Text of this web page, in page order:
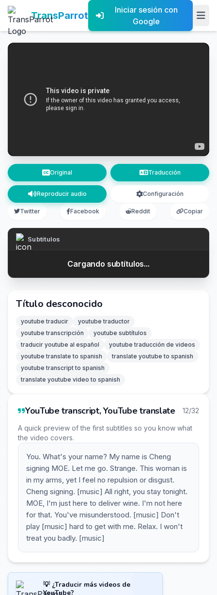
TransParrot
Iniciar sesión con
Google
Original Traducción
Reproducir audio Configuración
Twitter Facebook Reddit Copiar
Subtítulos
Cargando subtítulos...
Título desconocido
youtube traducir
youtube traductor
youtube transcripción
youtube subtítulos
traducir youtube al español
youtube traducción de videos
youtube translate to spanish
translate youtube to spanish
youtube transcript to spanish
translate youtube video to spanish
YouTube transcript, YouTube translate 12/32
A quick preview of the first subtitles so you know what
the video covers.
You. What's your name? My name is Cheng
signing MOE. Let me go. Strange. This woman is
in my arms, yet I feel no repulsion or disgust.
Cheng signing. [music] All right, you stay tonight.
MOE, I'm just here to deliver wine. I'm not here
for that. You've misunderstood. [music] Don't
play [music] hard to get with me. Relax. I won't
treat you badly. [music]
💡 ¿Traducir más videos de
YouTube?